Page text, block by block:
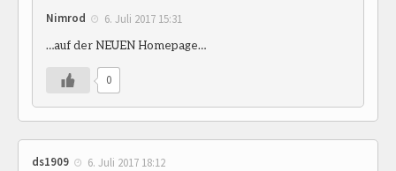
Nimrod 6. Juli 2017 15:31
…auf der NEUEN Homepage…
0
ds1909 6. Juli 2017 18:12